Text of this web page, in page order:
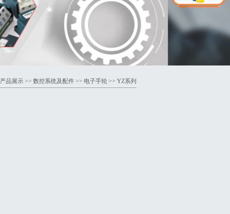
产品展示 >> 数控系统及配件 >> 电子手轮 >> YZ系列